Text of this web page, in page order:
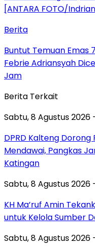
Berita
Buntut Temuan Emas
Febrie Adriansyah
Jam
Berita Terkait
Sabtu, 8 Agustus 2026
DPRD Kalteng
Mendawai, Pangkas
Katingan
Sabtu, 8 Agustus 2026
KH Ma’ruf Amin
untuk Kelola Sumber
Sabtu, 8 Agustus 2026